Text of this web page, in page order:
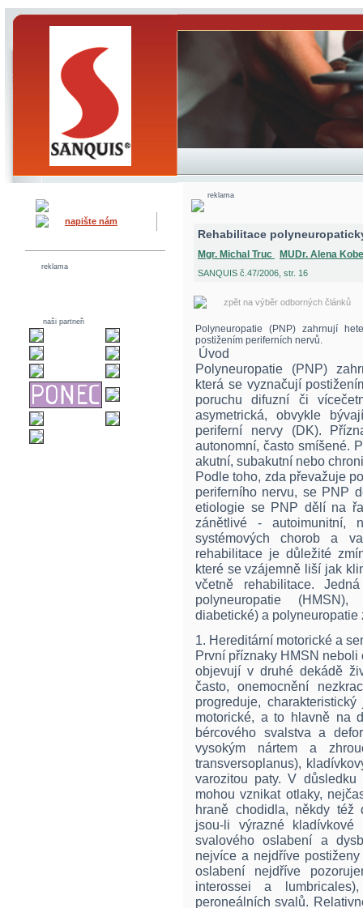
napište nám
reklama
naši partneři
reklama
Rehabilitace
Mgr. Michal Truc MUDr. Alena
SANQUIS č.47/2006, str. 16
zpět na výběr odborných článků
Polyneuropatie (PNP) zahrnují
postižením periferních nervů.
Úvod
Polyneuropatie (PNP)
která se vyznačují
poruchu difuzní či
asymetrická, obvykle
periferní nervy (DK).
autonomní, často smíšené.
akutní, subakutní nebo
Podle toho, zda převažuje
periferního nervu, se PNP
etiologie se PNP dělí na
zánětlivé - autoimunitní,
systémových chorob a
rehabilitace je důležité
které se vzájemně liší jak
včetně rehabilitace.
polyneuropatie
diabetické) a polyneuropatie
1. Hereditární motorické a
První příznaky HMSN neboli
objevují v druhé dekádě
často, onemocnění
progreduje,
motorické, a to hlavně na
bércového svalstva a
vysokým nártem a
transversoplanus),
varozitou paty. V
mohou vznikat otlaky,
hraně chodidla, někdy též
jsou-li výrazné
svalového oslabení a
nejvíce a nejdříve
oslabení nejdříve
interossei a
peroneálních svalů.